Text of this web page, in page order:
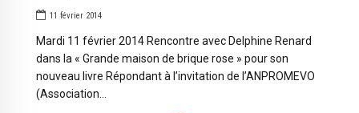
11 février 2014
Mardi 11 février 2014 Rencontre avec Delphine Renard
dans la « Grande maison de brique rose » pour son
nouveau livre Répondant à l’invitation de l’ANPROMEVO
(Association...